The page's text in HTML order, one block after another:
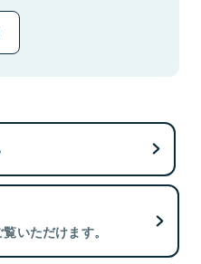
いただけます。